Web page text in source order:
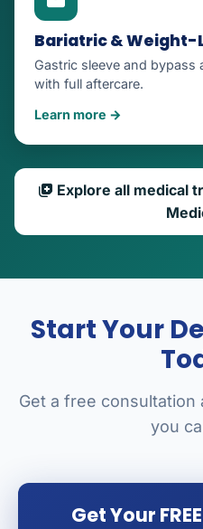
Bariatric & Weight-
Gastric sleeve and bypass
with full aftercare.
Learn more →
Explore all medical
Start Your
Get a free
you
Get Your